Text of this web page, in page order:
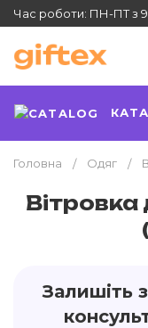
Час роботи: ПН-ПТ з
Головна Одяг
Залишіть